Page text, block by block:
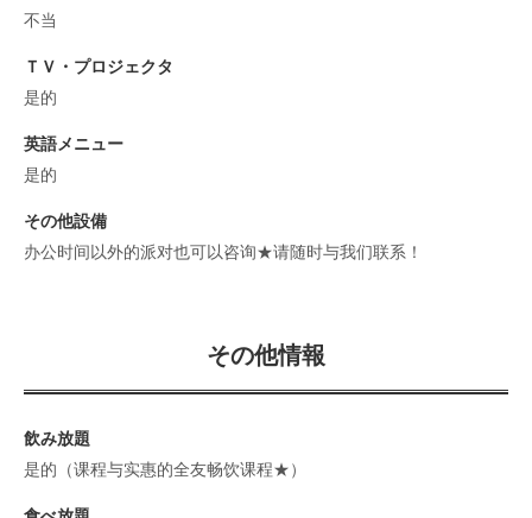
不当
ＴＶ・プロジェクタ
是的
英語メニュー
是的
その他設備
办公时间以外的派对也可以咨询★请随时与我们联系！
その他情報
飲み放題
是的（课程与实惠的全友畅饮课程★）